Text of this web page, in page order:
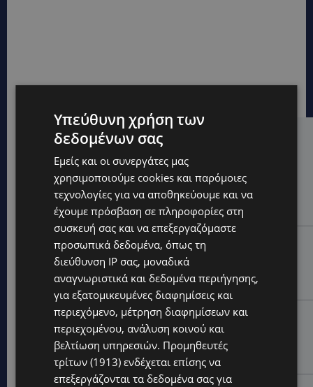
Hot this week
UPDATES
ΧΩΡΙΣ ΣΩΣΣΙΒΙΟ Η ΘΑΛΑΣΣΙΑ ΣΥΝΔΕΣΗ ΚΥΠΡΟΥ-
ΕΛΛΑΔΑΣ: «Χωρίς επιδότηση το πλοίο δεν θα
ξανασηκώσει άγκυρα»
STORIES
ΜΑΡΙΝΟΣ ΚΩΝΣΤΑΝΤΙΝΙΔΗΣ: Οι πρωτοβουλίες για να
ξαναζωντανέψει η Μακαρίου και το κέντρο της
Λευκωσίας-(Βίντεο)
UPDATES
ΤΡΟΧΑΙΟ ΣΤΗΝ ΛΕΥΚΩΣΙΑ: Χειροπέδες και στη σύζυγο
του 27χρονου – Φέρεται να παραπλάνησε την
Αστυνομία
Υπεύθυνη χρήση των
δεδομένων σας
Εμείς και οι συνεργάτες μας
χρησιμοποιούμε cookies και παρόμοιες
τεχνολογίες για να αποθηκεύουμε και να
έχουμε πρόσβαση σε πληροφορίες στη
συσκευή σας και να επεξεργαζόμαστε
προσωπικά δεδομένα, όπως τη
διεύθυνση IP σας, μοναδικά
αναγνωριστικά και δεδομένα περιήγησης,
για εξατομικευμένες διαφημίσεις και
περιεχόμενο, μέτρηση διαφημίσεων και
περιεχομένου, ανάλυση κοινού και
βελτίωση υπηρεσιών. Προμηθευτές
τρίτων (1913) ενδέχεται επίσης να
επεξεργάζονται τα δεδομένα σας για